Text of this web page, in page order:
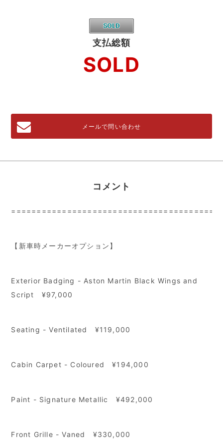
支払総額
SOLD
メールで問い合わせ
コメント
【新車時メーカーオプション】
Exterior Badging - Aston Martin Black Wings and
Script ¥97,000
Seating - Ventilated ¥119,000
Cabin Carpet - Coloured ¥194,000
Paint - Signature Metallic ¥492,000
Front Grille - Vaned ¥330,000